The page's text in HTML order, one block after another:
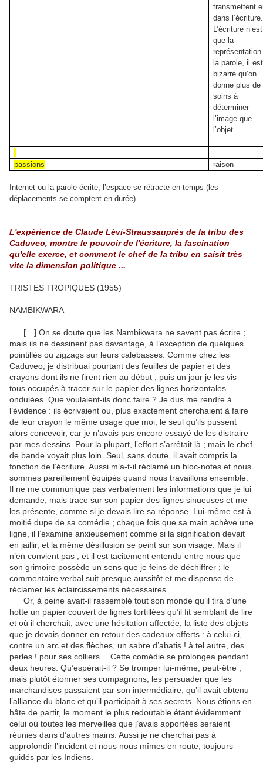
transmettent
dans l’écriture.
L’écriture n’est
que la
représentation
la parole, il est
bizarre qu’on
donne plus de
soins à
déterminer
l’image que
l’objet.
passions raison
Internet ou la parole écrite, l’espace se rétracte en temps (les
déplacements se comptent en durée).
L'expérience de Claude Lévi-Straussauprès de la tribu des
Caduveo, montre le pouvoir de l'écriture, la fascination
qu'elle exerce, et comment le chef de la tribu en saisit très
vite la dimension politique ...
TRISTES TROPIQUES (1955)
NAMBIKWARA
[…] On se doute que les Nambikwara ne savent pas écrire ;
mais ils ne dessinent pas davantage, à l’exception de quelques
pointillés ou zigzags sur leurs calebasses. Comme chez les
Caduveo, je distribuai pourtant des feuilles de papier et des
crayons dont ils ne firent rien au début ; puis un jour je les vis
tous occupés à tracer sur le papier des lignes hori­zontales
ondulées. Que voulaient-ils donc faire ? Je dus me rendre à
l’évidence : ils écrivaient ou, plus exactement cher­chaient à faire
de leur crayon le même usage que moi, le seul qu’ils pussent
alors concevoir, car je n’avais pas encore essayé de les distraire
par mes dessins. Pour la plupart, l’effort s’arrêtait là ; mais le chef
de bande voyait plus loin. Seul, sans doute, il avait compris la
fonction de l’écriture. Aussi m’a-t-il réclamé un bloc-notes et nous
sommes pareille­ment équipés quand nous travaillons ensemble.
Il ne me com­munique pas verbalement les informations que je lui
demande, mais trace sur son papier des lignes sinueuses et me
les pré­sente, comme si je devais lire sa réponse. Lui-même est à
moitié dupe de sa comédie ; chaque fois que sa main achève une
ligne, il l’examine anxieusement comme si la signification devait
en jaillir, et la même désillusion se peint sur son visage. Mais il
n’en convient pas ; et il est tacitement entendu entre nous que
son grimoire possède un sens que je feins de déchif­frer ; le
commentaire verbal suit presque aussitôt et me dis­pense de
réclamer les éclaircissements nécessaires.
Or, à peine avait-il rassemblé tout son monde qu’il tira d’une
hotte un papier couvert de lignes tortillées qu’il fit sem­blant de lire
et où il cherchait, avec une hésitation affectée, la liste des objets
que je devais donner en retour des cadeaux offerts : à celui-ci,
contre un arc et des flèches, un sabre d’abatis ! à tel autre, des
perles ! pour ses colliers… Cette comédie se prolongea pendant
deux heures. Qu’espérait-il ? Se tromper lui-même, peut-être ;
mais plutôt étonner ses compa­gnons, les persuader que les
marchandises passaient par son intermédiaire, qu’il avait obtenu
l’alliance du blanc et qu’il participait à ses secrets. Nous étions en
hâte de partir, le moment le plus redoutable étant évidemment
celui où toutes les merveilles que j’avais apportées seraient
réunies dans d’au­tres mains. Aussi je ne cherchai pas à
approfondir l’incident et nous nous mîmes en route, toujours
guidés par les Indiens.